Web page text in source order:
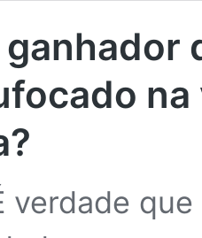
na
verdade